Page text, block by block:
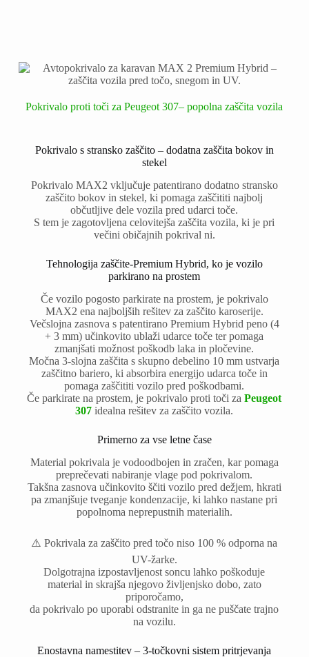
Pokrivalo proti toči za Peugeot 307– popolna zaščita vozila
Pokrivalo s stransko zaščito – dodatna zaščita bokov in
stekel
Pokrivalo MAX2 vključuje patentirano dodatno stransko
zaščito bokov in stekel, ki pomaga zaščititi najbolj
občutljive dele vozila pred udarci toče.
S tem je zagotovljena celovitejša zaščita vozila, ki je pri
večini običajnih pokrival ni.
Tehnologija zaščite-Premium Hybrid, ko je vozilo
parkirano na prostem
Če vozilo pogosto parkirate na prostem, je pokrivalo
MAX2 ena najboljših rešitev za zaščito karoserije.
Večslojna zasnova s patentirano Premium Hybrid peno (4
+ 3 mm) učinkovito ublaži udarce toče ter pomaga
zmanjšati možnost poškodb laka in pločevine.
Močna 3-slojna zaščita s skupno debelino 10 mm ustvarja
zaščitno bariero, ki absorbira energijo udarca toče in
pomaga zaščititi vozilo pred poškodbami.
Če parkirate na prostem, je pokrivalo proti toči za Peugeot
307idealna rešitev za zaščito vozila.
Primerno za vse letne čase
Material pokrivala je vodoodbojen in zračen, kar pomaga
preprečevati nabiranje vlage pod pokrivalom.
Takšna zasnova učinkovito ščiti vozilo pred dežjem, hkrati
pa zmanjšuje tveganje kondenzacije, ki lahko nastane pri
popolnoma neprepustnih materialih.
⚠️ Pokrivala za zaščito pred točo niso 100 % odporna na
UV-žarke.
Dolgotrajna izpostavljenost soncu lahko poškoduje
material in skrajša njegovo življenjsko dobo, zato
priporočamo,
da pokrivalo po uporabi odstranite in ga ne puščate trajno
na vozilu.
Enostavna namestitev – 3-točkovni sistem pritrjevanja